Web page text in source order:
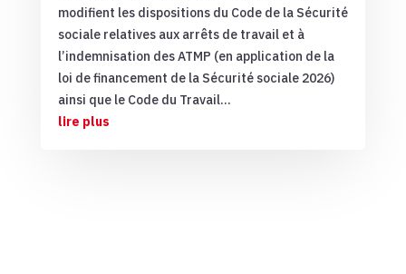
modifient les dispositions du Code de la Sécurité
sociale relatives aux arrêts de travail et à
l’indemnisation des ATMP (en application de la
loi de financement de la Sécurité sociale 2026)
ainsi que le Code du Travail...
lire plus